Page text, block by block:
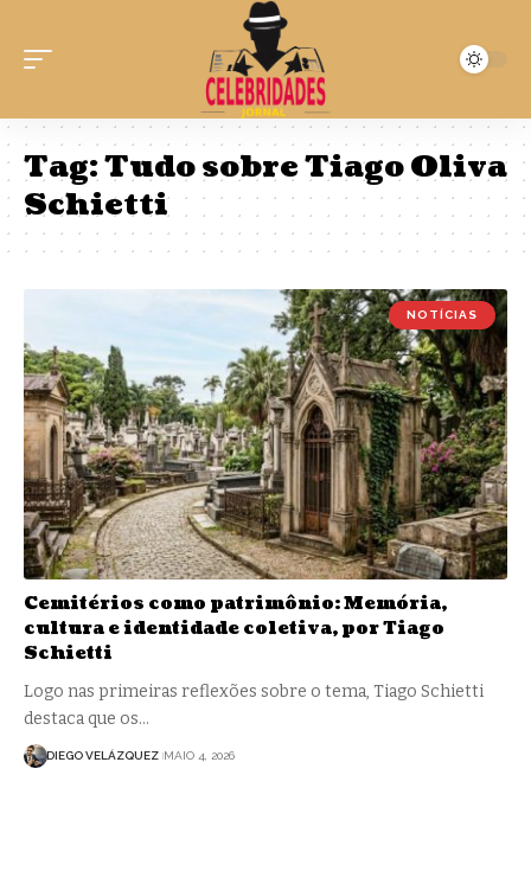
Tag:Tudo sobre Tiago Oliva
Schietti
NOTÍCIAS
Cemitérios como patrimônio: Memória,
cultura e identidade coletiva, por Tiago
Schietti
Logo nas primeiras reflexões sobre o tema, Tiago Schietti
destaca que os…
DIEGO VELÁZQUEZ MAIO 4, 2026